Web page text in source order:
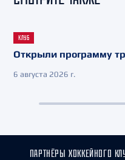
КЛУБ
Открыли программу
6 августа 2026 г.
ПАРТНЁРЫ ХОККЕЙНОГО